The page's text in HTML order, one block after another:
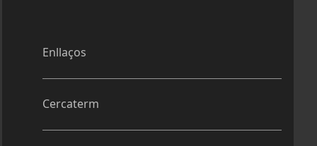
Enllaços
Cercaterm